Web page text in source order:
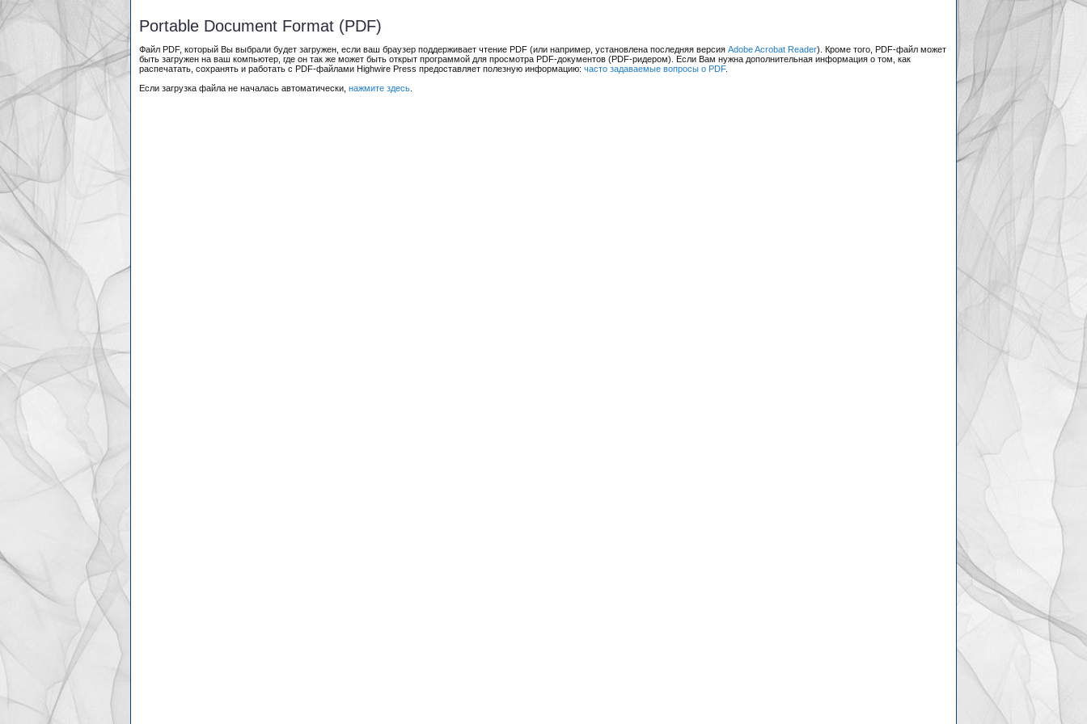
Portable Document Format (PDF)
Файл PDF, который Вы выбрали будет загружен, если ваш браузер поддерживает чтение PDF (или например, установлена последняя версияAdobe Acrobat Reader). Кроме того, PDF-файл может
быть загружен на ваш компьютер, где он так же может быть открыт программой для просмотра PDF-документов (PDF-ридером). Если Вам нужна дополнительная информация о том, как
распечатать, сохранять и работать с PDF-файлами Highwire Press предоставляет полезную информацию:часто задаваемые вопросы о PDF.
Если загрузка файла не началась автоматически,нажмите здесь